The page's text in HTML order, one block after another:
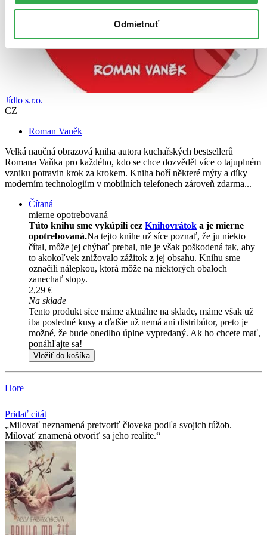
Odmietnuť
Jídlo s.r.o.
CZ
Roman Vaněk
Velká naučná obrazová kniha autora kuchařských bestsellerů
Romana Vaňka pro každého, kdo se chce dozvědět více o tajuplném
vzniku potravin krok za krokem. Kniha boří některé mýty a díky
moderním technologiím v mobilních telefonech zároveň zdarma...
Čítaná
mierne opotrebovaná
Túto knihu sme vykúpili cez Knihovrátok a je mierne
opotrebovaná.Na tejto knihe už síce poznať, že ju niekto
čítal, môže jej chýbať prebal, nie je však poškodená tak, aby
to akokoľvek znižovalo zážitok z jej obsahu. Knihu sme
označili nálepkou, ktorá môže na niektorých obaloch
zanechať stopy.
2,29 €
Na sklade
Tento produkt síce máme aktuálne na sklade, máme však už
iba posledné kusy a ďalšie už nemá ani distribútor, preto je
možné, že bude onedlho úplne vypredaný. Ak ho chcete mať,
ponáhľajte sa!
Vložiť do košíka
Hore
Pridať citát
Milovať neznamená pretvoriť človeka podľa svojich túžob.
Milovať znamená otvoriť sa jeho realite.